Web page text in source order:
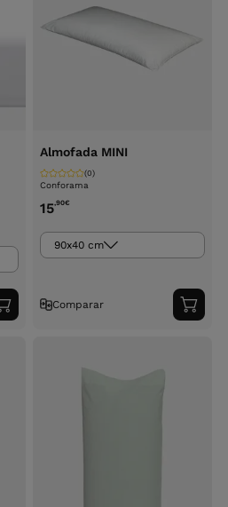
Adicionar
ao
Almofada MINI
Conforama
(0)
15,90€
90x40 cm
Comparar
ao